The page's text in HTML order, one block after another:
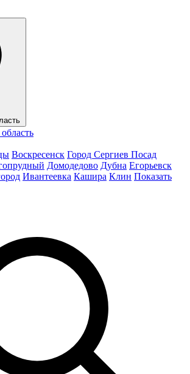
Воскресенск Город Сергиев Посад
Домодедово Дубна Егорьевск
Ивантеевка Кашира Клин Показать